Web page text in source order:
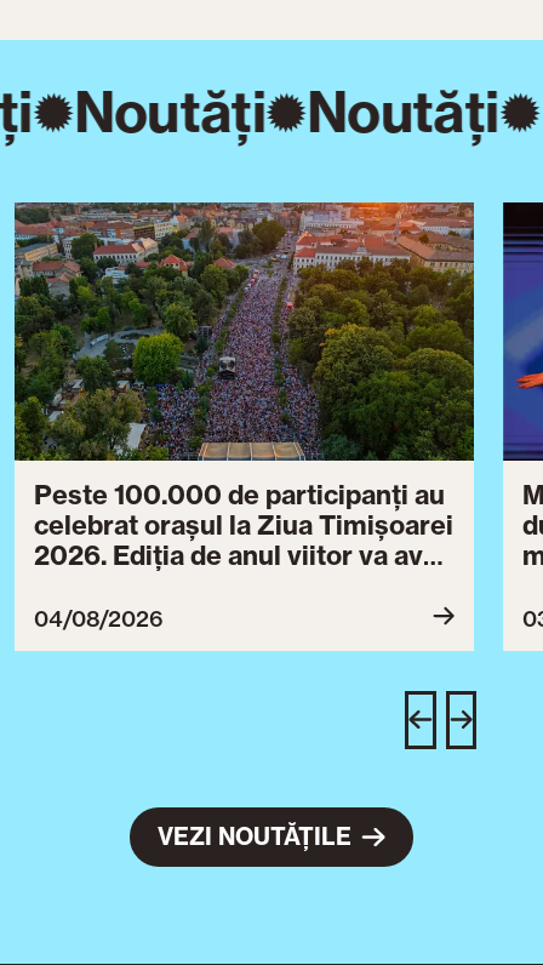
Noutăți Noutăți
Peste 100.000 de participanți au
celebrat orașul la Ziua Timișoarei
2026. Ediția de anul viitor va avea
04/08/2026
VEZI NOUTĂȚILE